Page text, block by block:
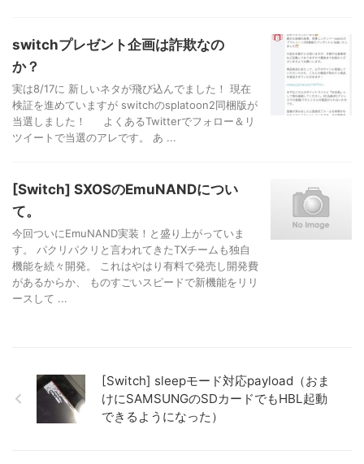
switchプレゼント企画は詐欺なの
か？
実は8/17に 新しいネタが飛び込んでました！ 現在
検証を進めていますが switchのsplatoon2同梱版が
当選しました！ よくあるTwitterでフォロー＆リ
ツイートで当選のアレです。 あ ...
[Switch] SXOSのEmuNANDについ
て。
今回ついにEmuNAND実装！と盛り上がっていま
す。 パクリパクリと言われてきたTXチームも独自
機能を続々開発。 これはやはり有料で発売し開発費
があるからか、 ものすごいスピードで新機能をリリ
ースして ...
[Switch] sleepモード対応payload（おま
けにSAMSUNGのSDカードでもHBL起動
できるようになった）